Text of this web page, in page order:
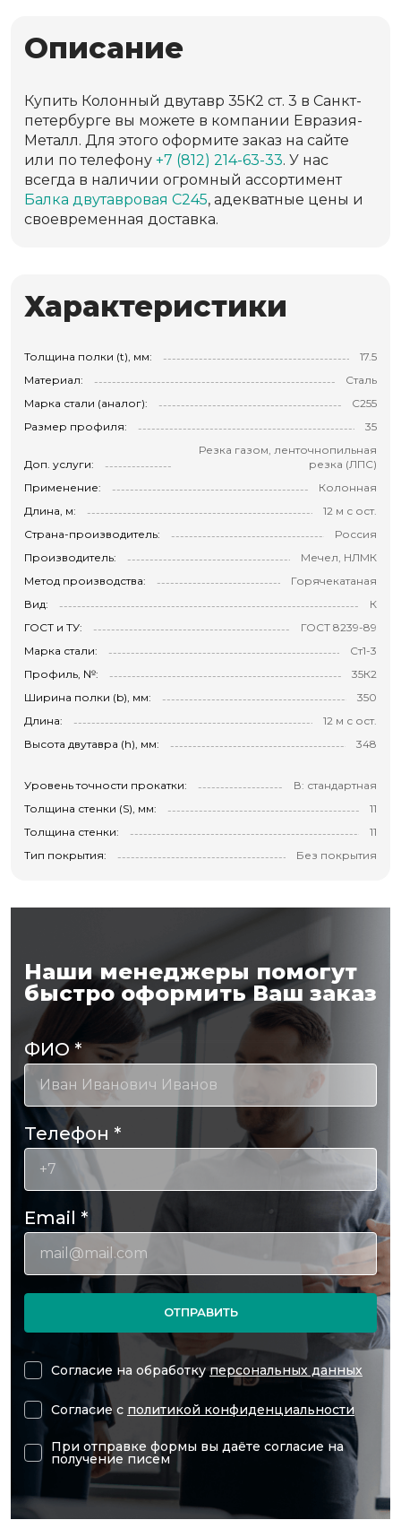
Описание
Купить Колонный двутавр 35К2 ст. 3 в Санкт-
петербурге вы можете в компании Евразия-
Металл. Для этого оформите заказ на сайте
или по телефону +7 (812) 214-63-33. У нас
всегда в наличии огромный ассортимент
Балка двутавровая С245, адекватные цены и
своевременная доставка.
Характеристики
Толщина полки (t), мм:
17.5
Материал:
Сталь
Марка стали (аналог):
С255
Размер профиля:
35
Доп. услуги:
Резка газом, ленточнопильная
резка (ЛПС)
Применение:
Колонная
Длина, м:
12 м с ост.
Страна-производитель:
Россия
Производитель:
Мечел, НЛМК
Метод производства:
Горячекатаная
Вид:
К
ГОСТ и ТУ:
ГОСТ 8239-89
Марка стали:
Ст1-3
Профиль, №:
35К2
Ширина полки (b), мм:
350
Длина:
12 м с ост.
Высота двутавра (h), мм:
348
Уровень точности прокатки:
В: стандартная
Толщина стенки (S), мм:
11
Толщина стенки:
11
Тип покрытия:
Без покрытия
Наши менеджеры помогут
быстро оформить Ваш заказ
ФИО*
Телефон *
Email *
ОТПРАВИТЬ
Согласие на обработкуперсональных данных
Согласие с политикой конфиденциальности
При отправке формы вы даёте согласие на
получение писем